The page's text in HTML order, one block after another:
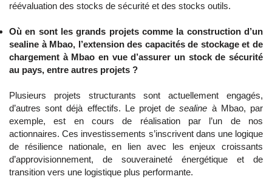
réévaluation des stocks de sécurité et des stocks outils.
Où en sont les grands projets comme la construction d’un
sealine à Mbao, l’extension des capacités de stockage et de
chargement à Mbao en vue d’assurer un stock de sécurité
au pays, entre autres projets ?
Plusieurs projets structurants sont actuellement engagés,
d’autres sont déjà effectifs. Le projet desealine à Mbao, par
exemple, est en cours de réalisation par l’un de nos
actionnaires. Ces investissements s’inscrivent dans une logique
de résilience nationale, en lien avec les enjeux croissants
d’approvisionnement, de souveraineté énergétique et de
transition vers une logistique plus performante.